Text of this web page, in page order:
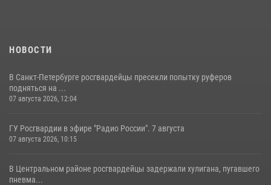
НОВОСТИ
В Санкт-Петербурге росгвардейцы пресекли попытку руферов
подняться на ...
07 августа 2026, 12:04
ГУ Росгвардии в эфире "Радио России". 7 августа
07 августа 2026, 10:15
В Центральном районе росгвардейцы задержали хулигана, пугавшего
пневма...